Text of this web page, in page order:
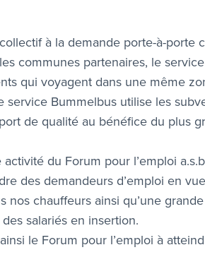
à la demande porte-à-porte
communes partenaires, le
qui voyagent dans une même
Bummelbus utilise les
de qualité au bénéfice du plus
du Forum pour l’emploi
des demandeurs d’emploi en vue
nos chauffeurs ainsi qu’une
salariés en insertion.
le Forum pour l’emploi à